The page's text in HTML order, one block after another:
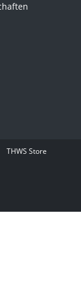
THWS Store